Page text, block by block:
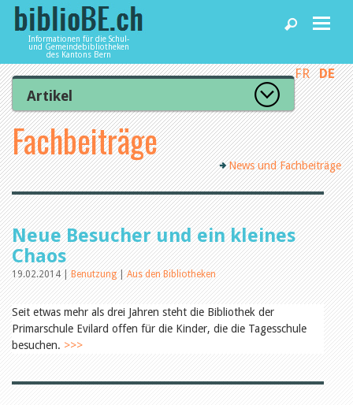
Informationen für die Schul-
und Gemeindebibliotheken
des Kantons Bern
Home
News und Fachbeiträge
Bibliotheken
Agenda
Dienstleistungen
biblioBE nutzen
FR DE
Artikel
Zur Artikelübersicht
Lesenswert
Gut bewertet
Kategorien
Aus dem Amt für Kultur
Aus der Kommission
Aus den Bibliotheken
Organisation
Raum und Infrastruktur
Bestand
Benutzung
Finanzen
Personal
Qualitätsmanagement
Recht und Politik
Aus aller Welt
Fachbeiträge
News und Fachbeiträge
Neue Besucher und ein kleines
Chaos
19.02.2014 |Benutzung|Aus den Bibliotheken
Seit etwas mehr als drei Jahren steht die Bibliothek der
Primarschule Evilard offen für die Kinder, die die Tagesschule
besuchen. >>>